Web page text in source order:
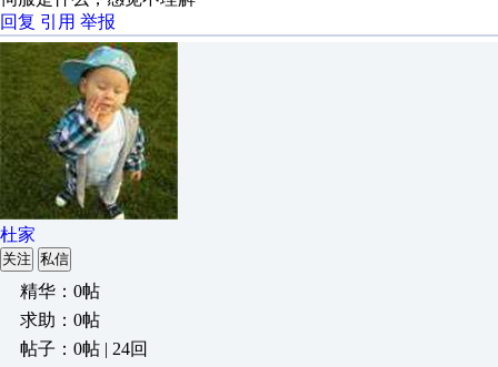
回复 引用 举报
杜家
关注 私信
精华：0帖
求助：0帖
帖子：0帖 | 24回